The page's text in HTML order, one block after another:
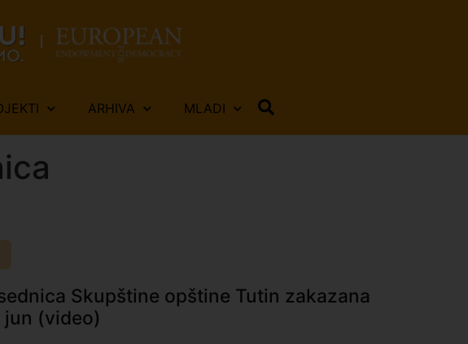
ARHIVA MLADI
Skupštine opštine Tutin zakazana
jun (video)